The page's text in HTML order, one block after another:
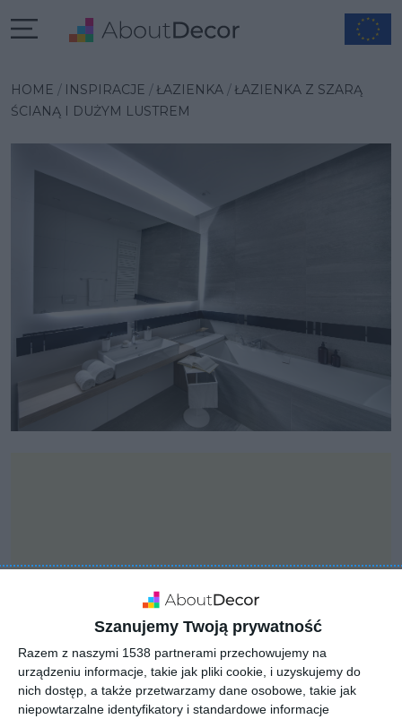
Szanujemy Twoją prywatność
Razem z naszymi 1538 partnerami przechowujemy na
urządzeniu informacje, takie jak pliki cookie, i uzyskujemy do
nich dostęp, a także przetwarzamy dane osobowe, takie jak
niepowtarzalne identyfikatory i standardowe informacje
HOME INSPIRACJE ŁAZIENKA
ŁAZIENKA Z SZARĄ
ŚCIANĄ I DUŻYM LUSTREM